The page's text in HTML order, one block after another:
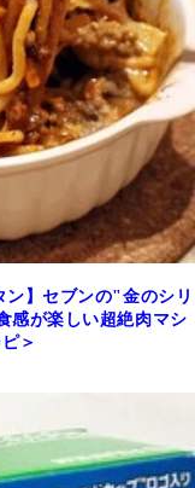
ン】セブンの"金のシリ
感が楽しい超絶肉マシ
＞